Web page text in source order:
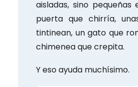
aisladas, sino pequeñas
puerta que chirría,
tintinean, un gato que
chimenea que crepita.
Y eso ayuda muchísimo.